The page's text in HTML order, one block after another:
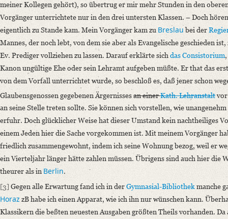
meiner Kollegen gehört), so übertrug er mir mehr Stunden in den
Vorgänger unterrichtete nur in den drei untersten Klassen. – Doch
eigentlich zu Stande kam. Mein Vorgänger kam zu Breslaubei der
Mannes, der noch lebt, von dem sie aber als Evangelische geschieden
Ev. Prediger vollziehen zu lassen. Darauf erklärte sich das Consistorium
Kanon ungültige Ehe oder sein Lehramt aufgeben müßte. Er that das
von dem Vorfall unterrichtet wurde, so beschloß es, daß jener schon
Glaubensgenossen gegebenen Ärgernissesan einerKath. Lehranstaltvor
an seine Stelle treten sollte. Sie können sich vorstellen, wie
erfuhr. Doch glücklicher Weise hat dieser Umstand kein nachtheiliges
einem Jeden hier die Sache vorgekommen ist. Mit meinem Vorgänger
friedlich zusammengewohnt, indem ich seine Wohnung bezog, weil er
ein Vierteljahr länger hätte zahlen müssen. Übrigens sind auch hier die
theurer als in Berlin.
[3] Gegen alle Erwartung fand ich in derGymnasial-Bibliothekmanche
Horaz zB habe ich einen Apparat, wie ich ihn nur wünschen kann.
Klassikern die beßten neuesten Ausgaben größten Theils vorhanden.